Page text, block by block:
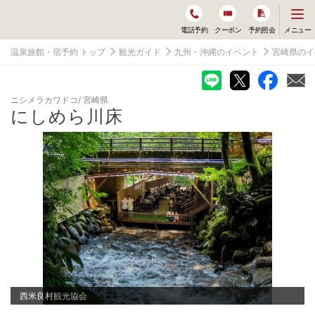
電話予約 クーポン 予約照会
ニ
ー
開
く
メニュー
温泉旅館・宿予約 トップ 観光ガイド 九州・沖縄のイベント 宮崎県の
ニシメラカワドコ 宮崎県
にしめら川床
西米良村観光協会